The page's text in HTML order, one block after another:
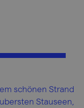
schönen Strand
Stauseen,